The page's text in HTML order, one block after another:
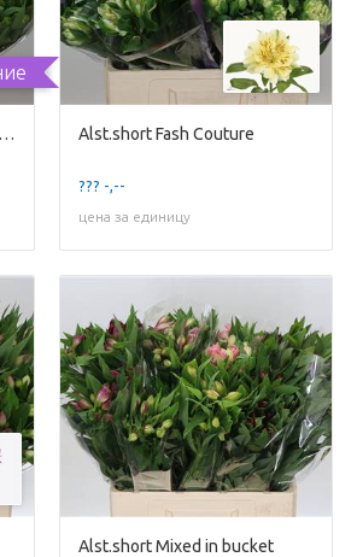
Alst.short Badalona Yellow NEW!! Alst.short Fash Couture
??? -,--
цена за единицу
Alst.short Mixed in bucket